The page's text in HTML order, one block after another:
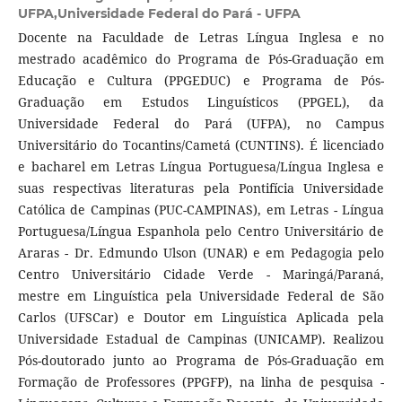
UFPA,Universidade Federal do Pará - UFPA
Docente na Faculdade de Letras Língua Inglesa e no
mestrado acadêmico do Programa de Pós-Graduação em
Educação e Cultura (PPGEDUC) e Programa de Pós-
Graduação em Estudos Linguísticos (PPGEL), da
Universidade Federal do Pará (UFPA), no Campus
Universitário do Tocantins/Cametá (CUNTINS). É licenciado
e bacharel em Letras Língua Portuguesa/Língua Inglesa e
suas respectivas literaturas pela Pontifícia Universidade
Católica de Campinas (PUC-CAMPINAS), em Letras - Língua
Portuguesa/Língua Espanhola pelo Centro Universitário de
Araras - Dr. Edmundo Ulson (UNAR) e em Pedagogia pelo
Centro Universitário Cidade Verde - Maringá/Paraná,
mestre em Linguística pela Universidade Federal de São
Carlos (UFSCar) e Doutor em Linguística Aplicada pela
Universidade Estadual de Campinas (UNICAMP). Realizou
Pós-doutorado junto ao Programa de Pós-Graduação em
Formação de Professores (PPGFP), na linha de pesquisa -